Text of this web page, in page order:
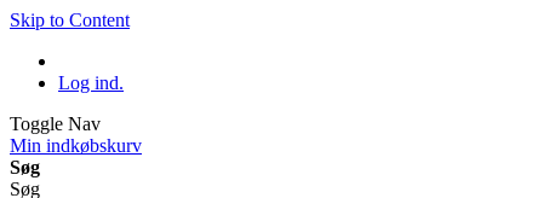
Skip to Content
Log ind.
Toggle Nav
Min indkøbskurv
Søg
Søg